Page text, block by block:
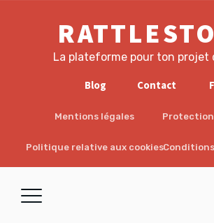
La plateforme pour ton projet
Blog Contact
Mentions légales Protection
Politique relative aux cookies